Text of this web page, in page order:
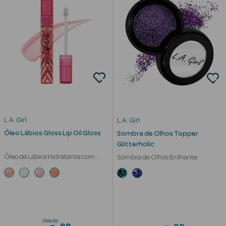
Corpo
Protetores
Solares Infantis
After Sun
Solares Cabelo
Protetores
L.A. Girl
Óleo Lábios Gloss Lip Oil Gloss
Óleo de Lábios Hidratante com
Vitamina E
desde
L.A. Girl
Sombra de Olhos Topper
Glitterholic
Sombra de Olhos Brilhante